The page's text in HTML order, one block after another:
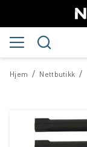
/
Hjem /
Nettbutikk